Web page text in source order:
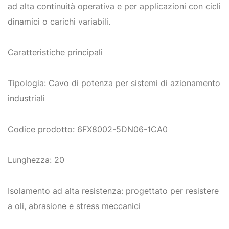
ad alta continuità operativa e per applicazioni con cicli
dinamici o carichi variabili.
Caratteristiche principali
Tipologia: Cavo di potenza per sistemi di azionamento
industriali
Codice prodotto: 6FX8002-5DN06-1CA0
Lunghezza: 20
Isolamento ad alta resistenza: progettato per resistere
a oli, abrasione e stress meccanici